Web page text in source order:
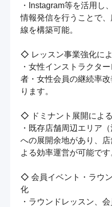
・Instagram等を活用し
情報発信を行うことで
線を構築可能。
◇ レッスン事業強化に
・女性インストラクタ
者・女性会員の継続率
ります。
◇ ドミナント展開によ
・既存店舗周辺エリア
への展開余地があり、
よる効率運営が可能です
◇ 会員イベント・ラウ
化
・ラウンドレッスン、